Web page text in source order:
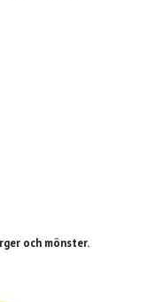
och mönster.